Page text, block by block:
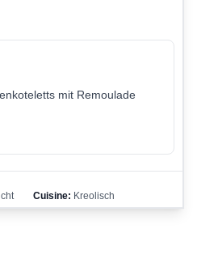
mit Remoulade
Cuisine: Kreolisch